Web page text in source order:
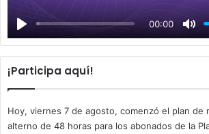
00:00
a
y
¡Participa aquí!
Hoy, viernes 7 de agosto, comenzó el plan de
alterno de 48 horas para los abonados de la